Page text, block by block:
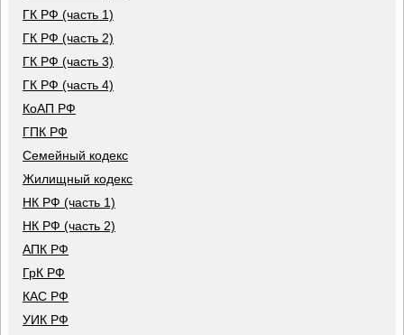
ГК РФ (часть 1)
ГК РФ (часть 2)
ГК РФ (часть 3)
ГК РФ (часть 4)
КоАП РФ
ГПК РФ
Семейный кодекс
Жилищный кодекс
НК РФ (часть 1)
НК РФ (часть 2)
АПК РФ
ГрК РФ
КАС РФ
УИК РФ